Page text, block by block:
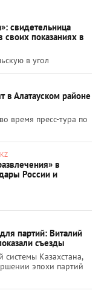
свидетельница
своих показаниях в
в угол
в Алатауском районе
время пресс-тура по
в
России и
партий: Виталий
съезды
системы Казахстана,
эпохи партий